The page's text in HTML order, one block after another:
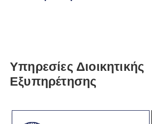
Υπηρεσίες Διοικητικής
Εξυπηρέτησης